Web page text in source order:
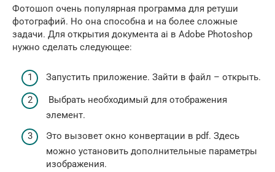
Фотошоп очень популярная программа для ретуши
фотографий. Но она способна и на более сложные
задачи. Для открытия документа ai в Adobe Photoshop
нужно сделать следующее:
Запустить приложение. Зайти в файл – открыть.
Выбрать необходимый для отображения
элемент.
Это вызовет окно конвертации в pdf. Здесь
можно установить дополнительные параметры
изображения.